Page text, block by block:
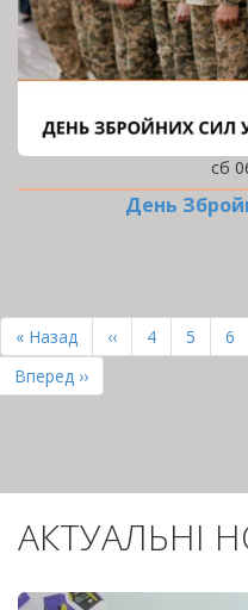
сб
День
НА
СТОРІНКИ
Перша
сторінка
« Назад
Попередня
сторінка
‹‹ Page
4 Page
5 6
Остання
сторінка
Вперед ››
АКТУАЛЬНІ